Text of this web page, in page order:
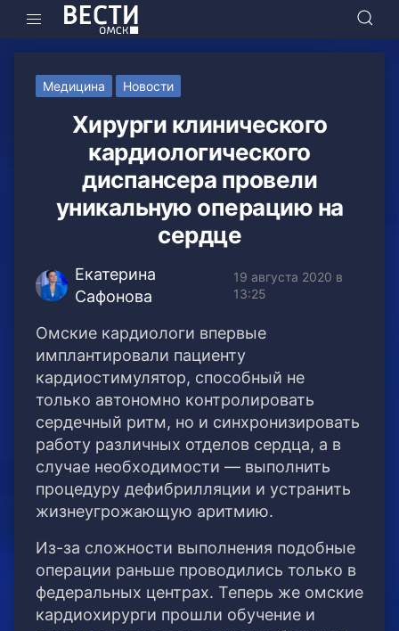
Медицина Новости
Хирурги клинического
кардиологического
диспансера провели
уникальную операцию на
сердце
Екатерина
Сафонова
19 августа 2020 в
13:25
Омские кардиологи впервые
имплантировали пациенту
кардиостимулятор, способный не
только автономно контролировать
сердечный ритм, но и синхронизировать
работу различных отделов сердца, а в
случае необходимости — выполнить
процедуру дефибрилляции и устранить
жизнеугрожающую аритмию.
Из-за сложности выполнения подобные
операции раньше проводились только в
федеральных центрах. Теперь же омские
кардиохирурги прошли обучение и